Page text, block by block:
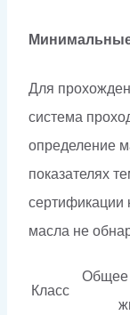
Для
система
определение
показателях
сертификации
масла не
Класс
Общее